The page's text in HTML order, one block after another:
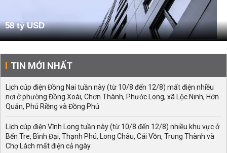
58 tỷ USD
TIN MỚI NHẤT
Lịch cúp điện Đồng Nai tuần này (từ 10/8 đến 12/8) mất điện nhiều
nơi ở phường Đồng Xoài, Chơn Thành, Phước Long, xã Lộc Ninh, Hớn
Quản, Phú Riềng và Đồng Phú
Lịch cúp điện Vĩnh Long tuần này (từ 10/8 đến 12/8) nhiều khu vực ở
Bến Tre, Bình Đại, Thạnh Phú, Long Châu, Cái Vồn, Trung Thành và
Chợ Lách mất điện cả ngày